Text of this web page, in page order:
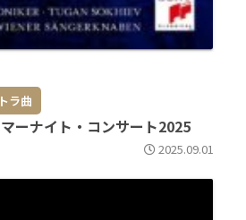
ラ曲
ーナイト・コンサート2025
2025.09.01